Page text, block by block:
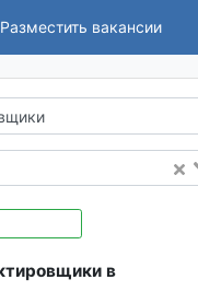
Разместить вакансии
в